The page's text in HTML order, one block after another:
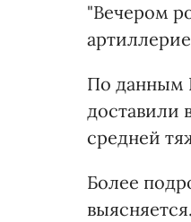
"Вечером
По данным
доставили
средней
Более
выясняется.